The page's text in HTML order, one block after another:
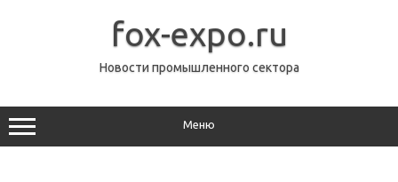
fox-expo.ru
Новости промышленного сектора
Меню